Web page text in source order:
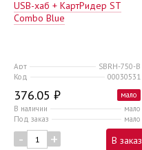
USB-хаб + КартРидер ST
Combo Blue
Арт
SBRH-750-B
Код
00030531
376.05 ₽
мало
В наличии
мало
Под заказ
мало
- + В заказ